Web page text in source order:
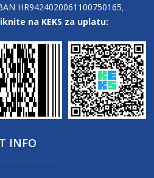
HR9424020061100750165
na KEKS za uplatu:
INFO